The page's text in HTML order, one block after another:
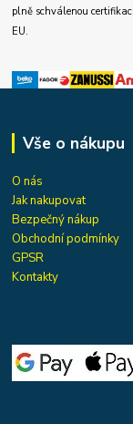
plně schválenou
EU.
Vše o nákupu
O nás
Jak nakupovat
Bezpečný nákup
Obchodní podmínky
GPSR
Kontakty